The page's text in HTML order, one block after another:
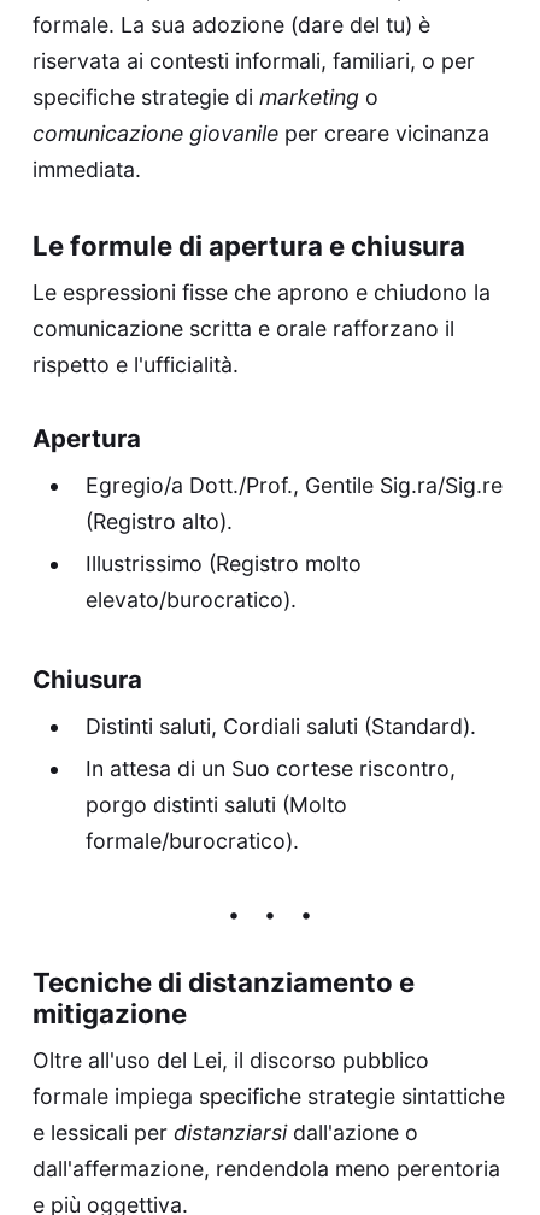
formale. La sua adozione (dare del tu) è
riservata ai contesti informali, familiari, o per
specifiche strategie di marketingo
comunicazione giovanileper creare vicinanza
immediata.
Le formule di apertura e chiusura
Le espressioni fisse che aprono e chiudono la
comunicazione scritta e orale rafforzano il
rispetto e l'ufficialità.
Apertura
Egregio/a Dott./Prof., Gentile Sig.ra/Sig.re
(Registro alto).
Illustrissimo (Registro molto
elevato/burocratico).
Chiusura
Distinti saluti, Cordiali saluti (Standard).
In attesa di un Suo cortese riscontro,
porgo distinti saluti (Molto
formale/burocratico).
Tecniche di distanziamento e
mitigazione
Oltre all'uso del Lei, il discorso pubblico
formale impiega specifiche strategie sintattiche
e lessicali per distanziarsidall'azione o
dall'affermazione, rendendola meno perentoria
e più oggettiva.